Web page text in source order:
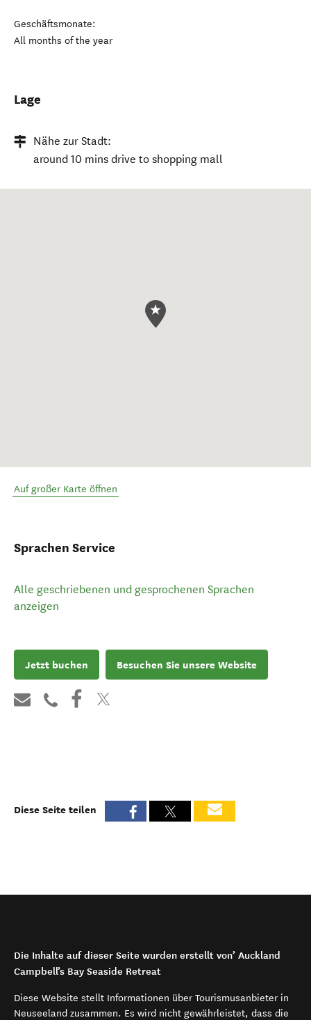
Geschäftsmonate:
All months of the year
Lage
Nähe zur Stadt:
around 10 mins drive to shopping mall
Auf großer Karte öffnen
Sprachen Service
Alle geschriebenen und gesprochenen Sprachen
anzeigen
Jetzt buchen Besuchen Sie unsere Website
Diese Seite teilen
Die Inhalte auf dieser Seite wurden erstellt von’ Auckland
Campbell’s Bay Seaside Retreat
Diese Website stellt Informationen über Tourismusanbieter in
Neuseeland zusammen. Es wird nicht gewährleistet, dass die